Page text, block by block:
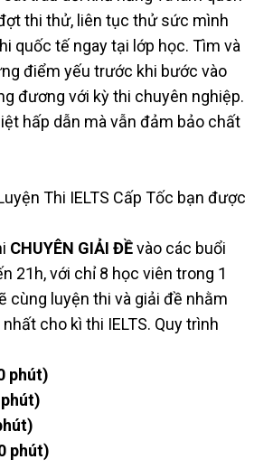
thi thử, liên tục thử sức mình
quốc tế ngay tại lớp học. Tìm và
điểm yếu trước khi bước vào
đương với kỳ thi chuyên nghiệp.
hấp dẫn mà vẫn đảm bảo chất
Thi IELTS Cấp Tốc bạn được
CHUYÊN GIẢI ĐỀvào các buổi
21h, với chỉ 8 học viên trong 1
cùng luyện thi và giải đề nhằm
cho kì thi IELTS. Quy trình
phút)
phút)